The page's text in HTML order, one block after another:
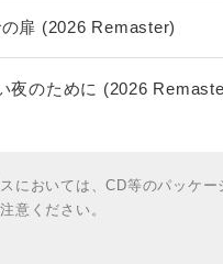
扉 (2026 Remaster)
夜のために (2026
においては、CD等のパッケ
意ください。